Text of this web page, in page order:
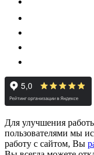
Для улучшения
пользователями мы
работу с сайтом, Вы